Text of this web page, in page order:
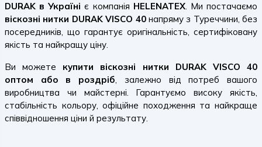
DURAK в Україні є компанія HELENATEX. Ми постачаємо
віскозні нитки DURAK VISCO 40напряму з Туреччини, без
посередників, що гарантує оригінальність, сертифіковану
якість та найкращу ціну.
Ви можете купити віскозні нитки DURAK VISCO 40
оптом або в роздріб, залежно від потреб вашого
виробництва чи майстерні. Гарантуємо високу якість,
стабільність кольору, офіційне походження та найкраще
співвідношення ціни й результату.